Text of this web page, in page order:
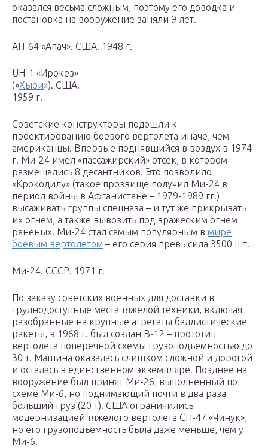
оказался весьма сложным, поэтому его доводка и
постановка на вооружение заняли 9 лет.
АН-64 «Апач». США. 1948 г.
UH-1 «Ирокез»
(»Хьюи»). США.
1959 г.
Советские конструкторы подошли к
проектированию боевого вертолета иначе, чем
американцы. Впервые поднявшийся в воздух в 1974
г. Ми-24 имел «пассажирский» отсек, в котором
размещались 8 десантников. Это позволило
«Крокодилу» (такое прозвище получил Ми-24 в
период войны в Афганистане – 1979-1989 гг.)
высаживать группы спецназа – и тут же прикрывать
их огнем, а также вывозить под вражеским огнем
раненых. Ми-24 стал самым популярным в мире
боевым вертолетом – его серия превысила 3500 шт.
Ми-24. СССР. 1971 г.
По заказу советских военных для доставки в
труднодоступные места тяжелой техники, включая
разобранные на крупные агрегаты баллистические
ракеты, в 1968 г. был создан В-12 – прототип
вертолета поперечной схемы грузоподъемностью до
30 т. Машина оказалась слишком сложной и дорогой
и осталась в единственном экземпляре. Позднее на
вооружение был принят Ми-26, выполненный по
схеме Ми-6, но поднимающий почти в два раза
больший груз (20 т). США ограничились
модернизацией тяжелого вертолета СН-47 «Чинук»,
но его грузоподъемность была даже меньше, чем у
Ми-6.